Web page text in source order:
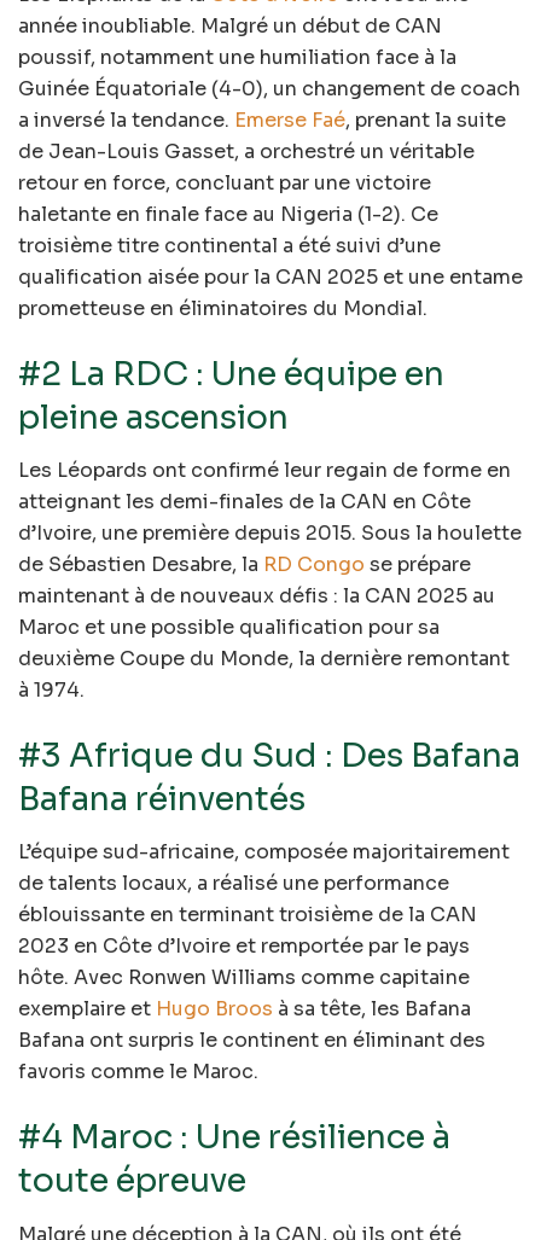
année inoubliable. Malgré un début de CAN
poussif, notamment une humiliation face à la
Guinée Équatoriale (4-0), un changement de coach
a inversé la tendance. Emerse Faé, prenant la suite
de Jean-Louis Gasset, a orchestré un véritable
retour en force, concluant par une victoire
haletante en finale face au Nigeria (1-2). Ce
troisième titre continental a été suivi d’une
qualification aisée pour la CAN 2025 et une entame
prometteuse en éliminatoires du Mondial.
#2 La RDC : Une équipe en
pleine ascension
Les Léopards ont confirmé leur regain de forme en
atteignant les demi-finales de la CAN en Côte
d’Ivoire, une première depuis 2015. Sous la houlette
de Sébastien Desabre, la RD Congo se prépare
maintenant à de nouveaux défis : la CAN 2025 au
Maroc et une possible qualification pour sa
deuxième Coupe du Monde, la dernière remontant
à 1974.
#3 Afrique du Sud : Des Bafana
Bafana réinventés
L’équipe sud-africaine, composée majoritairement
de talents locaux, a réalisé une performance
éblouissante en terminant troisième de la CAN
2023 en Côte d’Ivoire et remportée par le pays
hôte. Avec Ronwen Williams comme capitaine
exemplaire et Hugo Broos à sa tête, les Bafana
Bafana ont surpris le continent en éliminant des
favoris comme le Maroc.
#4 Maroc : Une résilience à
toute épreuve
Malgré une déception à la CAN, où ils ont été